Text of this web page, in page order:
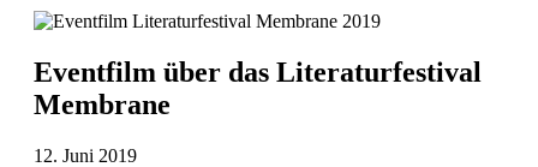
Eventfilm über das Literaturfestival
Membrane
12. Juni 2019